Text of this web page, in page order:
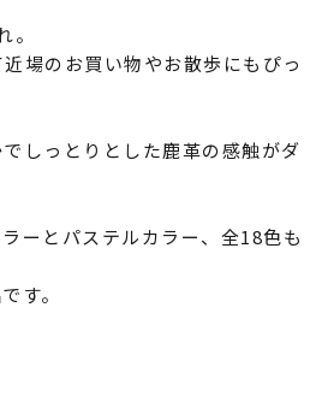
場のお買い物やお散歩にもぴっ
しっとりとした鹿革の感触がダ
ーとパステルカラー、全18色も
す。